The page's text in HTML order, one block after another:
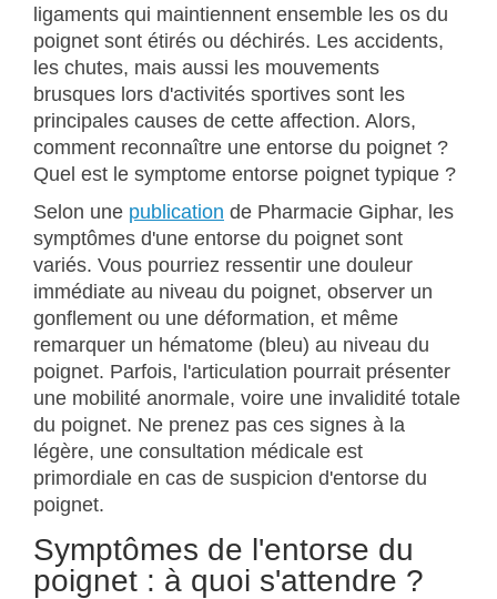
ligaments qui maintiennent ensemble les os du
poignet sont étirés ou déchirés. Les accidents,
les chutes, mais aussi les mouvements
brusques lors d'activités sportives sont les
principales causes de cette affection. Alors,
comment reconnaître une entorse du poignet ?
Quel est le symptome entorse poignet typique ?
Selon une publication de Pharmacie Giphar, les
symptômes d'une entorse du poignet sont
variés. Vous pourriez ressentir une douleur
immédiate au niveau du poignet, observer un
gonflement ou une déformation, et même
remarquer un hématome (bleu) au niveau du
poignet. Parfois, l'articulation pourrait présenter
une mobilité anormale, voire une invalidité totale
du poignet. Ne prenez pas ces signes à la
légère, une consultation médicale est
primordiale en cas de suspicion d'entorse du
poignet.
Symptômes de l'entorse du
poignet : à quoi s'attendre ?